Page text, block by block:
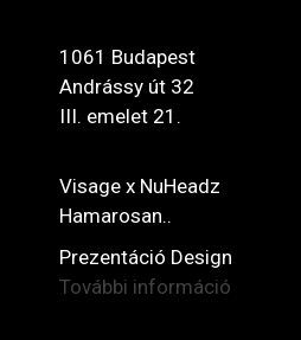
1061 Budapest
Andrássy út 32
III. emelet 21.
Visage x NuHeadz
Hamarosan..
Prezentáció Design
További információ